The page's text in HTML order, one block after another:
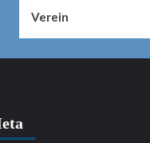
Verein